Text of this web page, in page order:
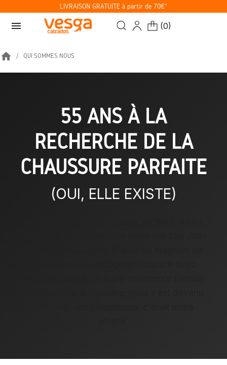
LIVRAISON GRATUITE à partir de 70€*
menu (0)
home QUI SOMMES NOUS
55 ANS À LA
RECHERCHE DE LA
CHAUSSURE PARFAITE
(OUI, ELLE EXISTE)